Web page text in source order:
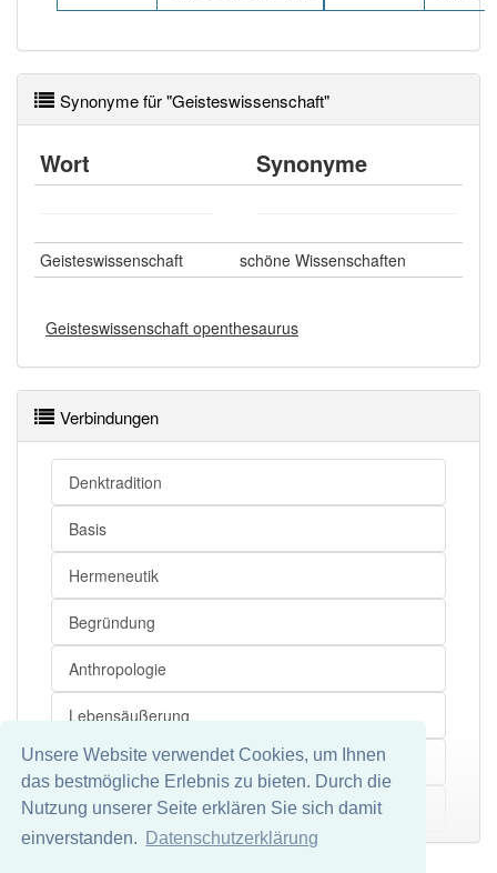
Unsere Website verwendet Cookies, um Ihnen
das bestmögliche Erlebnis zu bieten. Durch die
Nutzung unserer Seite erklären Sie sich damit
einverstanden.
Datenschutzerklärung
Synonyme für "Geisteswissenschaft"
Wort Synonyme
Geisteswissenschaft schöne Wissenschaften
Geisteswissenschaft openthesaurus
Verbindungen
Denktradition
Basis
Hermeneutik
Begründung
Anthropologie
Lebensäußerung
Sammelbezeichnung
Maße Mehr